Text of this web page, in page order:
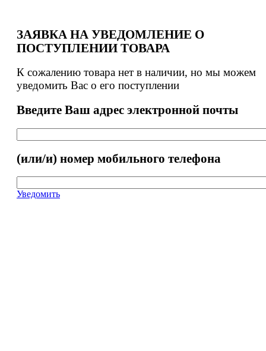
ЗАЯВКА НА УВЕДОМЛЕНИЕ О
ПОСТУПЛЕНИИ ТОВАРА
К сожалению товара нет в наличии, но мы можем
уведомить Вас о его поступлении
Введите Ваш адрес электронной почты
(или/и) номер мобильного телефона
Уведомить